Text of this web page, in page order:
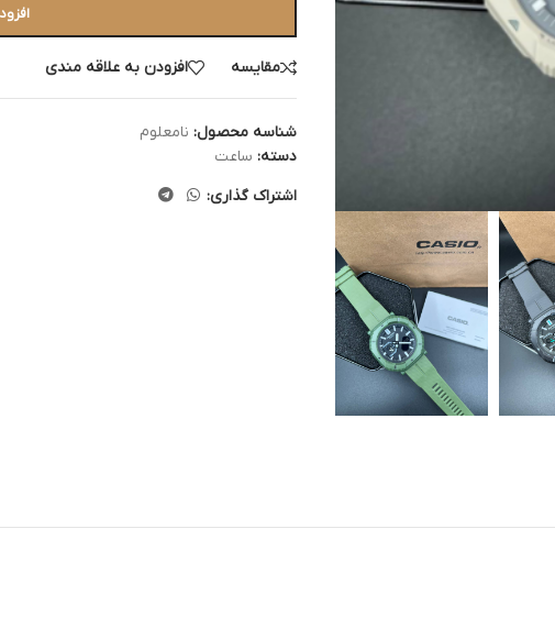
مقایسه افزودن به علاقه مندی
شناسه محصول: نامعلوم
دسته: ساعت
اشتراک گذاری: